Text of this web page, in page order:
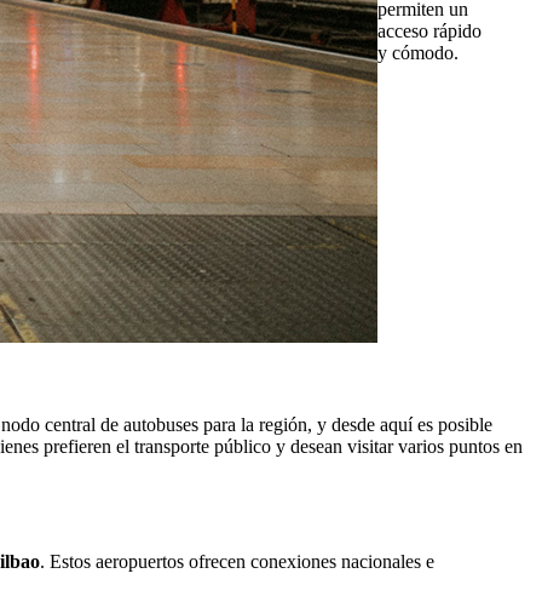
permiten un
acceso rápido
y cómodo.
central de autobuses para la región, y desde aquí es posible
prefieren el transporte público y desean visitar varios puntos en
. Estos aeropuertos ofrecen conexiones nacionales e